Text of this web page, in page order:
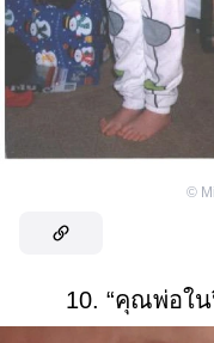
©
10. “คุณพ่อใ